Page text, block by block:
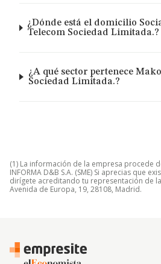
¿Dónde está el domicilio
Telecom Sociedad Limitada.?
¿A qué sector pertenece
Sociedad Limitada.?
(1) La información de la empresa procede
INFORMA D&B S.A. (SME) Si aprecias que
dirígete acreditando tu representación de
Avenida de Europa, 19, 28108, Madrid.